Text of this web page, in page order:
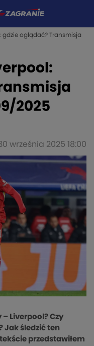
oglądać? Transmisja
2025
września 2025 18:00
Liverpool? Czy
Jak śledzić ten
przedstawiłem